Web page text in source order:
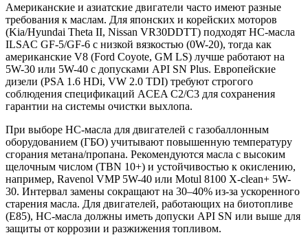
Американские и азиатские двигатели часто имеют разные
требования к маслам. Для японских и корейских моторов
(Kia/Hyundai Theta II, Nissan VR30DDTT) подходят HC-масла
ILSAC GF-5/GF-6 с низкой вязкостью (0W-20), тогда как
американские V8 (Ford Coyote, GM LS) лучше работают на
5W-30 или 5W-40 с допусками API SN Plus. Европейские
дизели (PSA 1.6 HDi, VW 2.0 TDI) требуют строгого
соблюдения спецификаций ACEA C2/C3 для сохранения
гарантии на системы очистки выхлопа.
При выборе HC-масла для двигателей с газобаллонным
оборудованием (ГБО) учитывают повышенную температуру
сгорания метана/пропана. Рекомендуются масла с высоким
щелочным числом (TBN 10+) и устойчивостью к окислению,
например, Ravenol VMP 5W-40 или Motul 8100 X-clean+ 5W-
30. Интервал замены сокращают на 30–40% из-за ускоренного
старения масла. Для двигателей, работающих на биотопливе
(E85), HC-масла должны иметь допуски API SN или выше для
защиты от коррозии и разжижения топливом.